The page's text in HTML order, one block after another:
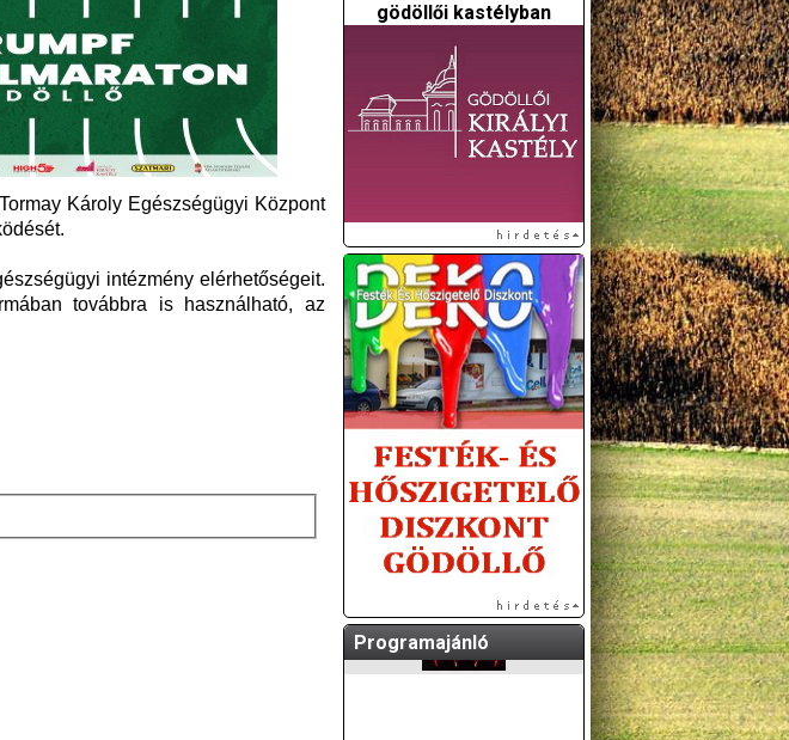
Károly Egészségügyi Központ
intézmény elérhetőségeit.
továbbra is használható, az
gödöllői kastélyban
Programajánló